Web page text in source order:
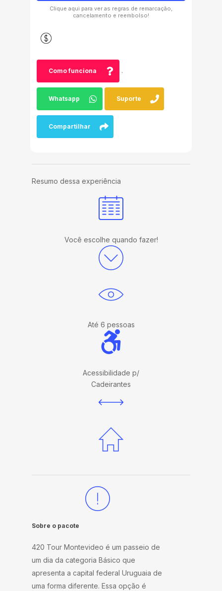
Clique aqui para ver as regras de remarcação,
cancelamento e reembolso!
Como funciona .
Whatsapp Suporte
Compartilhar
Resumo dessa experiência
Você escolhe quando fazer!
Até 6 pessoas
Acessibilidade p/
Cadeirantes
Sobre o pacote
420 Tour Montevideo é um passeio de
um dia da categoria Básico que
apresenta a capital federal Uruguaia de
uma forma diferente. Essa opção é